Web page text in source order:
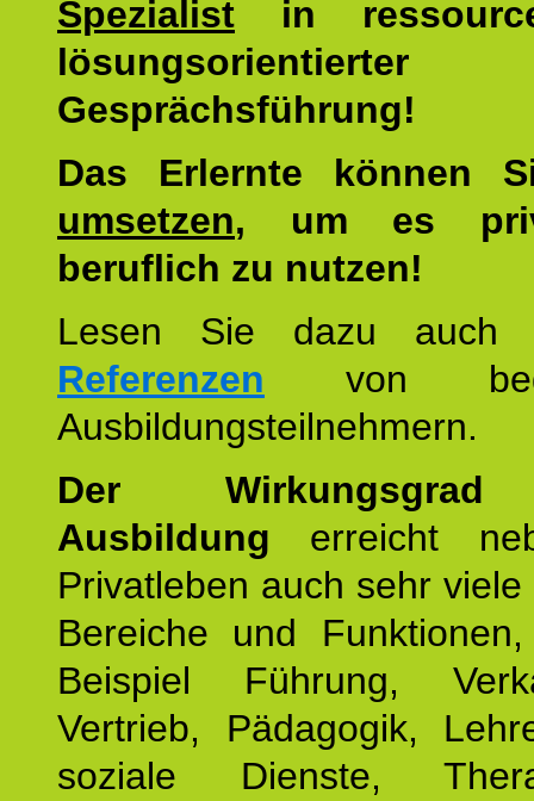
Spezialist in
lösungsorientierter
Gesprächsführung!
Das Erlernte können
umsetzen, um es
beruflich zu nutzen!
Lesen Sie dazu
Referenzen von
Ausbildungsteilnehmern.
Der
Ausbildung erreicht
Privatleben auch sehr
Bereiche und
Beispiel Führung,
Vertrieb, Pädagogik,
soziale Dienste,